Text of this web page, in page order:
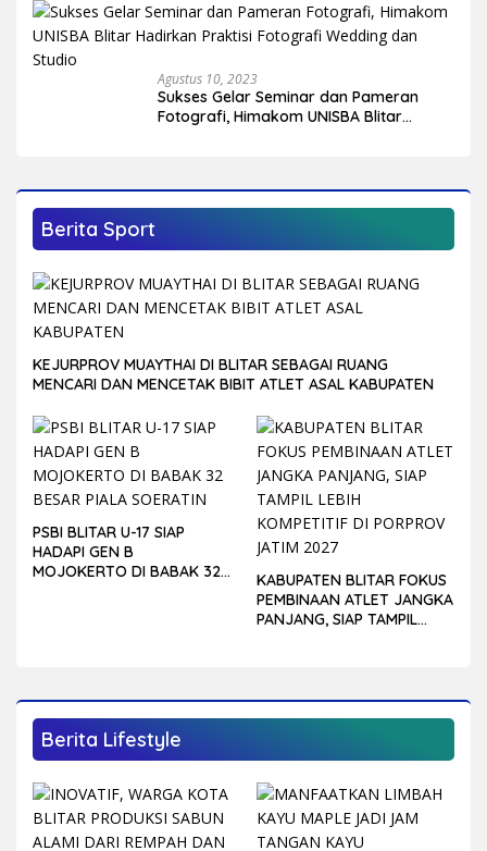
Agustus 10, 2023
Sukses Gelar Seminar dan Pameran
Fotografi, Himakom UNISBA Blitar
Berita Sport
KEJURPROV MUAYTHAI DI BLITAR SEBAGAI RUANG
MENCARI DAN MENCETAK BIBIT ATLET ASAL KABUPATEN
PSBI BLITAR U-17 SIAP
HADAPI GEN B
MOJOKERTO DI BABAK 32
KABUPATEN BLITAR FOKUS
PEMBINAAN ATLET JANGKA
PANJANG, SIAP TAMPIL
Berita Lifestyle